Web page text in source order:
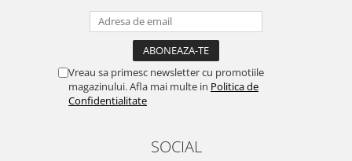
Vreau sa primesc newsletter cu promotiile
magazinului. Afla mai multe in Politica de
Confidentialitate
SOCIAL